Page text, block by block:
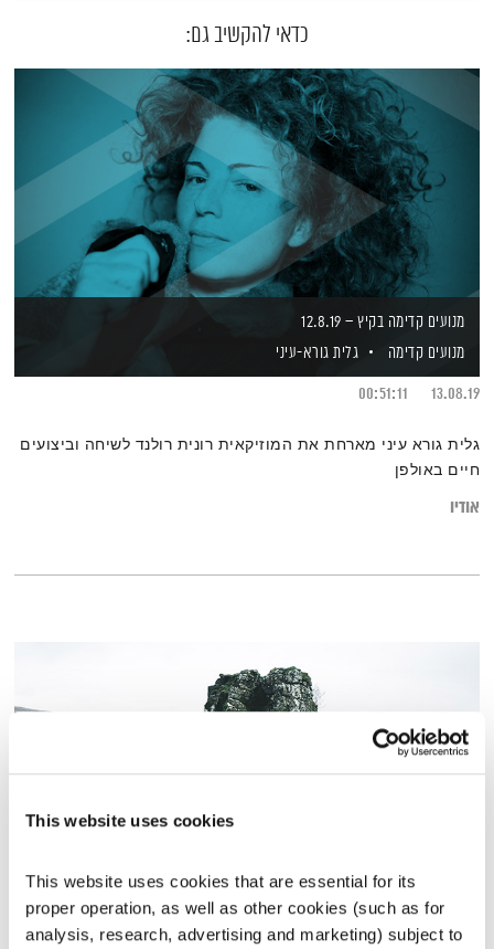
This website uses cookies
This website uses cookies that are essential for its
proper operation, as well as other cookies (such as for
analysis, research, advertising and marketing) subject to
כדאי להקשיב גם:
מנועים קדימה בקיץ – 12.8.19
מנועים קדימה
גלית גורא-עיני
13.08.19
00:51:11
גלית גורא עיני מארחת את המוזיקאית רונית רולנד לשיחה וביצועים
חיים באולפן
אודיו
לשם שינוי
אירי ריקין ושמואל וילוז'ני